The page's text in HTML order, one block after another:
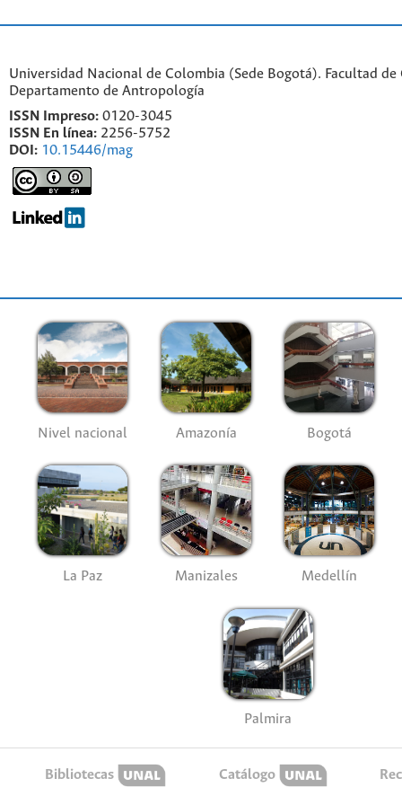
Universidad Nacional de Colombia (Sede Bogotá). Facultad de
Departamento de Antropología
ISSN Impreso: 0120-3045
ISSN En línea: 2256-5752
DOI: 10.15446/mag
Nivel nacional Amazonía Bogotá
La Paz Manizales Medellín
Palmira
Bibliotecas Catálogo